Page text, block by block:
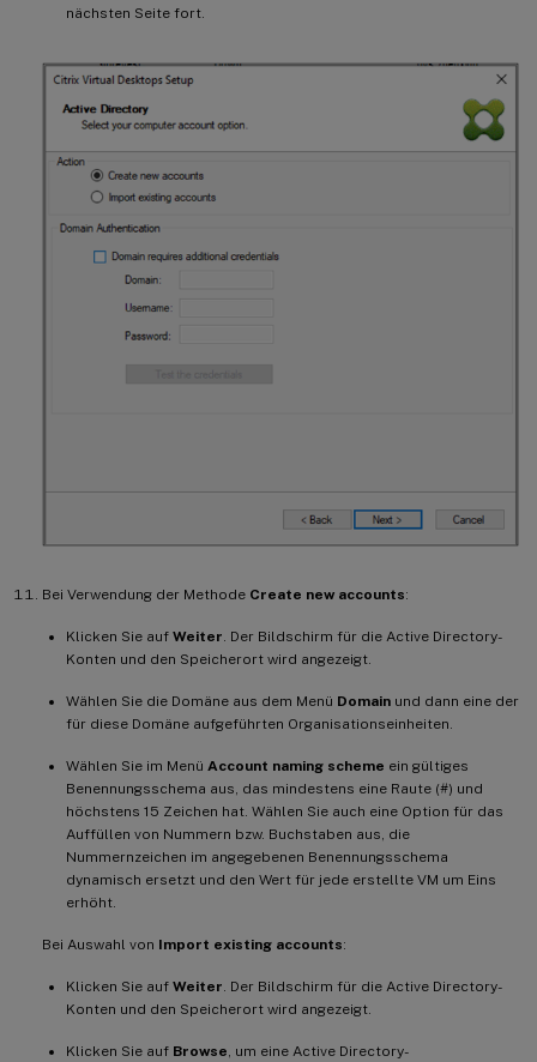
nächsten Seite fort.
Bei Verwendung der Methode Create new accounts:
Klicken Sie auf Weiter. Der Bildschirm für die Active Directory-
Konten und den Speicherort wird angezeigt.
Wählen Sie die Domäne aus dem Menü Domain und dann eine der
für diese Domäne aufgeführten Organisationseinheiten.
Wählen Sie im Menü Account naming scheme ein gültiges
Benennungsschema aus, das mindestens eine Raute (#) und
höchstens 15 Zeichen hat. Wählen Sie auch eine Option für das
Auffüllen von Nummern bzw. Buchstaben aus, die
Nummernzeichen im angegebenen Benennungsschema
dynamisch ersetzt und den Wert für jede erstellte VM um Eins
erhöht.
Bei Auswahl von Import existing accounts:
Klicken Sie auf Weiter. Der Bildschirm für die Active Directory-
Konten und den Speicherort wird angezeigt.
Klicken Sie auf Browse, um eine Active Directory-